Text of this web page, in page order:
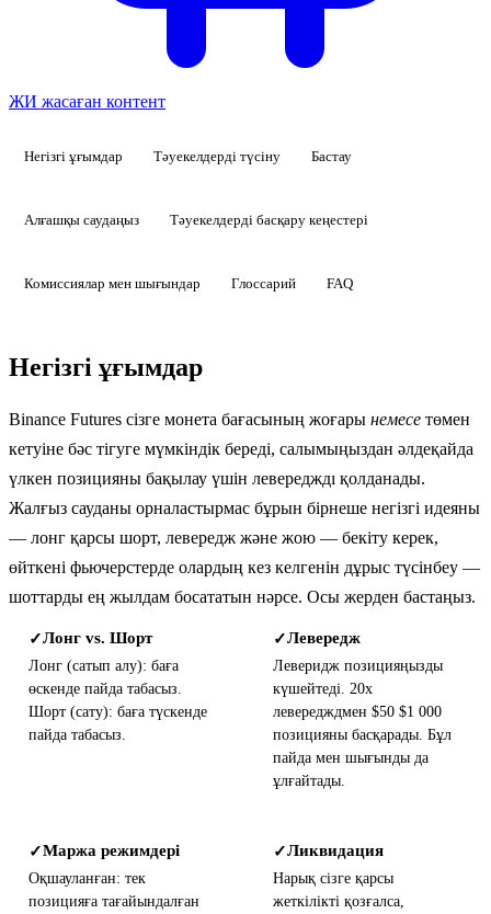
ЖИ жасаған контент
Негізгі ұғымдар Тәуекелдерді түсіну Бастау
Алғашқы саудаңыз Тәуекелдерді басқару кеңестері
Комиссиялар мен шығындар Глоссарий FAQ
Негізгі ұғымдар
Binance Futures сізге монета бағасының жоғары немесе төмен
кетуіне бәс тігуге мүмкіндік береді, салымыңыздан әлдеқайда
үлкен позицияны бақылау үшін левередждı қолданады.
Жалғыз сауданы орналастырмас бұрын бірнеше негізгі идеяны
— лонг қарсы шорт, левередж және жою — бекіту керек,
өйткені фьючерстерде олардың кез келгенін дұрыс түсінбеу —
шоттарды ең жылдам босататын нәрсе. Осы жерден бастаңыз.
✓Лонг vs. Шорт
Лонг (сатып алу): баға
өскенде пайда табасыз.
Шорт (сату): баға түскенде
пайда табасыз.
✓Левередж
Леверидж позицияңызды
күшейтеді. 20x
левередждмен $50 $1 000
позицияны басқарады. Бұл
пайда мен шығынды да
ұлғайтады.
✓Маржа режимдері
Оқшауланған: тек
позицияға тағайындалған
✓Ликвидация
Нарық сізге қарсы
жеткілікті қозғалса,